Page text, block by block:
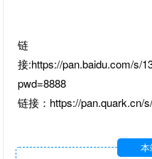
链
接:https://pan.baidu.com/s/
pwd=8888
链接：https://pan.quark.cn/
本